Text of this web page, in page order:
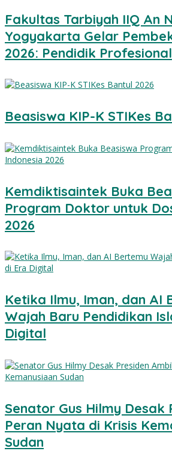
Fakultas Tarbiyah IIQ An
Yogyakarta Gelar
2026: Pendidik Profesional
Beasiswa KIP-K STIKes
Kemdiktisaintek Buka
Program Doktor untuk
2026
Ketika Ilmu, Iman, dan AI
Wajah Baru Pendidikan
Digital
Senator Gus Hilmy Desak
Peran Nyata di Krisis
Sudan